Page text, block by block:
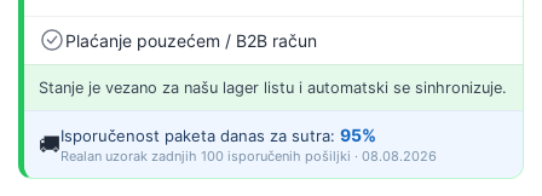
Plaćanje pouzećem / B2B račun
Stanje je vezano za našu lager listu i automatski se sinhronizuje.
🚚Isporučenost paketa danas za sutra: 95%
Realan uzorak zadnjih 100 isporučenih pošiljki · 08.08.2026